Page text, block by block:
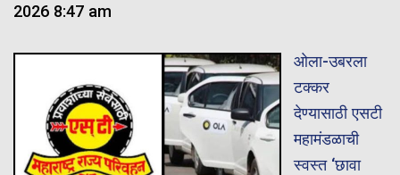
2026 8:47 am
ओला-उबरला
टक्कर
देण्यासाठी एसटी
महामंडळाची
स्वस्त ‘छावा